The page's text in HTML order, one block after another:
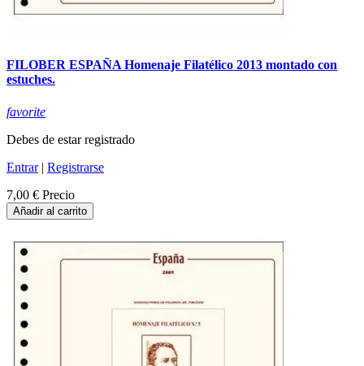
FILOBER ESPAÑA Homenaje Filatélico 2013 montado con
estuches.
favorite
Debes de estar registrado
Entrar| Registrarse
7,00 € Precio
Añadir al carrito